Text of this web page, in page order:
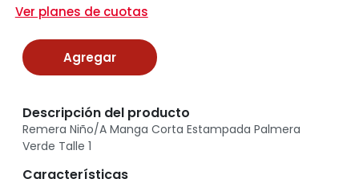
Ver planes de cuotas
Agregar
Descripción del producto
Remera Niño/A Manga Corta Estampada Palmera
Verde Talle 1
Características